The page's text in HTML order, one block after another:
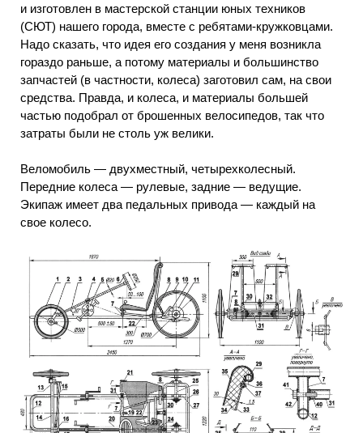
и изготовлен в мастерской станции юных техников
(СЮТ) нашего города, вместе с ребятами-кружковцами.
Надо сказать, что идея его создания у меня возникла
гораздо раньше, а потому материалы и большинство
запчастей (в частности, колеса) заготовил сам, на свои
средства. Правда, и колеса, и материалы большей
частью подобрал от брошенных велосипедов, так что
затраты были не столь уж велики.
Веломобиль — двухместный, четырехколесный.
Передние колеса — рулевые, задние — ведущие.
Экипаж имеет два педальных привода — каждый на
свое колесо.